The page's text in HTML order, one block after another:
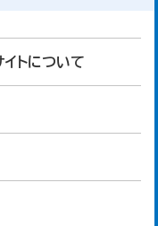
トについて
参照